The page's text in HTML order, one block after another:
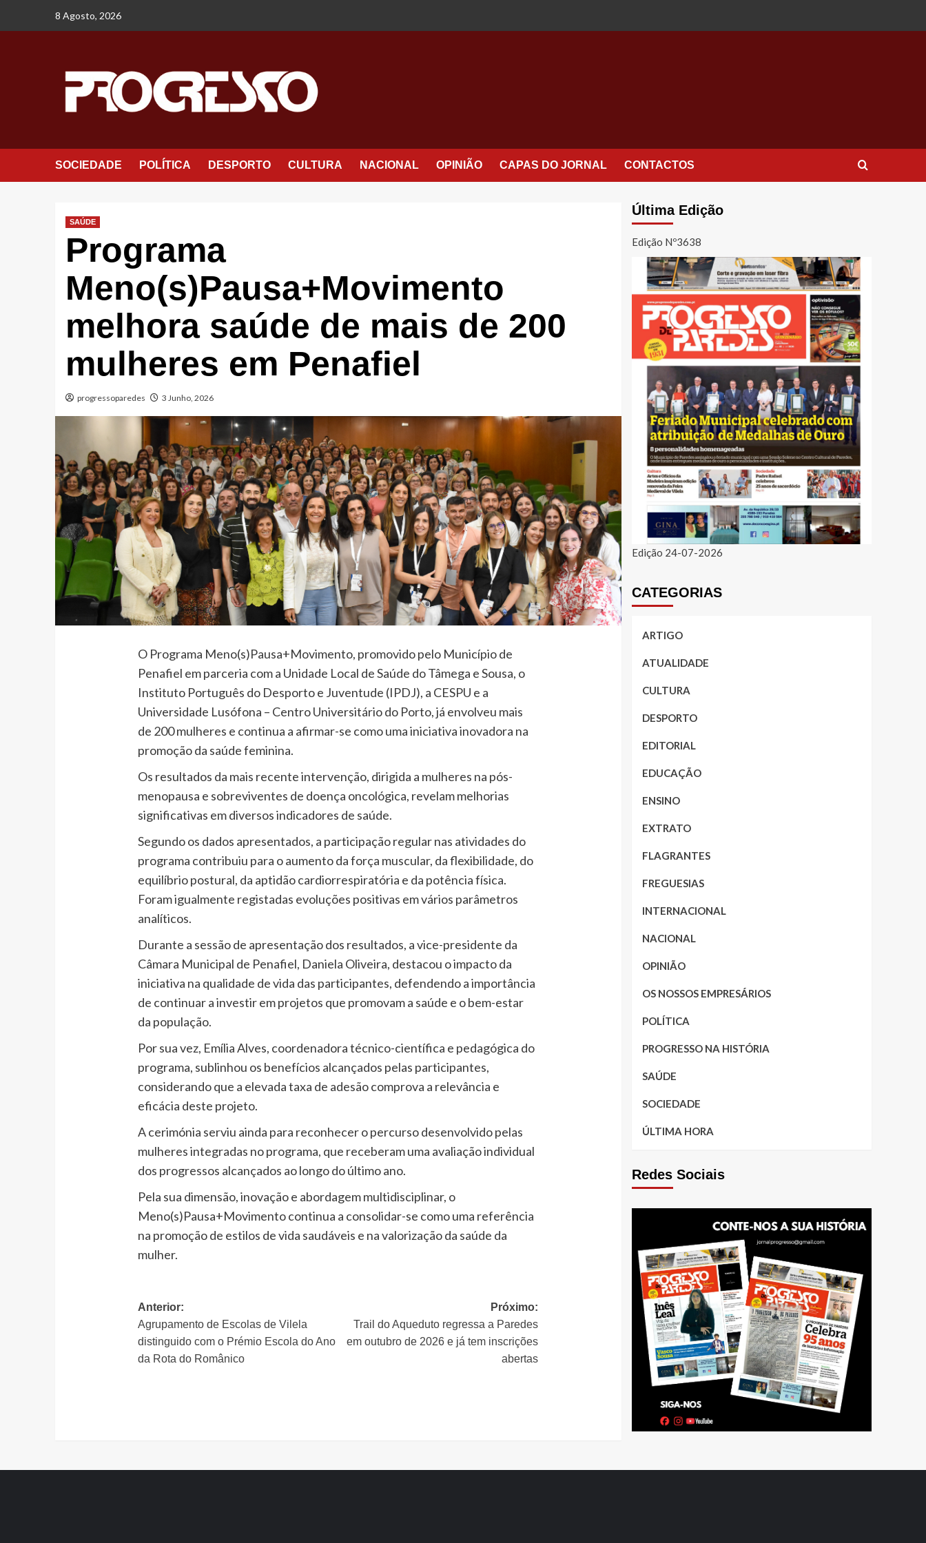
8 Agosto, 2026
SOCIEDADE POLÍTICA DESPORTO CULTURA NACIONAL OPINIÃO CAPAS DO JORNAL CONTACTOS
SAÚDE
Programa
Meno(s)Pausa+Movimento
melhora saúde de mais de 200
mulheres em Penafiel
progressoparedes 3 Junho, 2026
O Programa Meno(s)Pausa+Movimento, promovido pelo Município de
Penafiel em parceria com a Unidade Local de Saúde do Tâmega e Sousa, o
Instituto Português do Desporto e Juventude (IPDJ), a CESPU e a
Universidade Lusófona – Centro Universitário do Porto, já envolveu mais
de 200 mulheres e continua a afirmar-se como uma iniciativa inovadora na
promoção da saúde feminina.
Os resultados da mais recente intervenção, dirigida a mulheres na pós-
menopausa e sobreviventes de doença oncológica, revelam melhorias
significativas em diversos indicadores de saúde.
Segundo os dados apresentados, a participação regular nas atividades do
programa contribuiu para o aumento da força muscular, da flexibilidade, do
equilíbrio postural, da aptidão cardiorrespiratória e da potência física.
Foram igualmente registadas evoluções positivas em vários parâmetros
analíticos.
Durante a sessão de apresentação dos resultados, a vice-presidente da
Câmara Municipal de Penafiel, Daniela Oliveira, destacou o impacto da
iniciativa na qualidade de vida das participantes, defendendo a importância
de continuar a investir em projetos que promovam a saúde e o bem-estar
da população.
Por sua vez, Emília Alves, coordenadora técnico-científica e pedagógica do
programa, sublinhou os benefícios alcançados pelas participantes,
considerando que a elevada taxa de adesão comprova a relevância e
eficácia deste projeto.
A cerimónia serviu ainda para reconhecer o percurso desenvolvido pelas
mulheres integradas no programa, que receberam uma avaliação individual
dos progressos alcançados ao longo do último ano.
Pela sua dimensão, inovação e abordagem multidisciplinar, o
Meno(s)Pausa+Movimento continua a consolidar-se como uma referência
na promoção de estilos de vida saudáveis e na valorização da saúde da
mulher.
Navegação
de
artigos
Anterior:
Agrupamento de Escolas de Vilela
distinguido com o Prémio Escola do Ano
da Rota do Românico
Próximo:
Trail do Aqueduto regressa a Paredes
em outubro de 2026 e já tem inscrições
abertas
Última Edição
Edição Nº3638
Edição 24-07-2026
CATEGORIAS
ARTIGO
ATUALIDADE
CULTURA
DESPORTO
EDITORIAL
EDUCAÇÃO
ENSINO
EXTRATO
FLAGRANTES
FREGUESIAS
INTERNACIONAL
NACIONAL
OPINIÃO
OS NOSSOS EMPRESÁRIOS
POLÍTICA
PROGRESSO NA HISTÓRIA
SAÚDE
SOCIEDADE
ÚLTIMA HORA
Redes Sociais